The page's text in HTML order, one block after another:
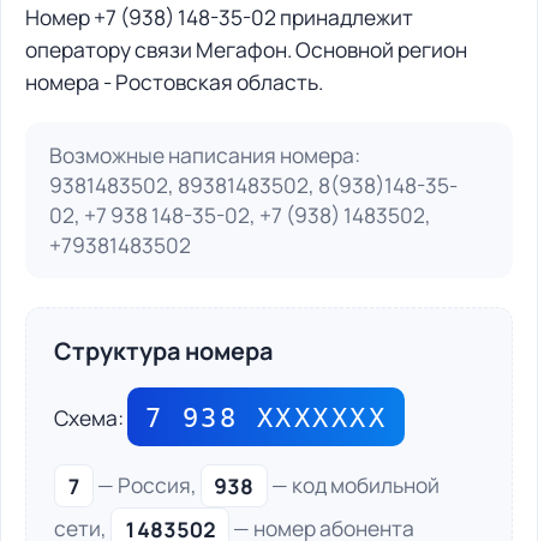
Номер +7 (938) 148-35-02 принадлежит
оператору связи Мегафон. Основной регион
номера - Ростовская область.
Возможные написания номера:
9381483502, 89381483502, 8(938)148-35-
02, +7 938 148-35-02, +7 (938) 1483502,
+79381483502
Структура номера
Схема: 7 938 ХХХХХХХ
7 — Россия, 938
— код мобильной
сети,
1483502
— номер абонента